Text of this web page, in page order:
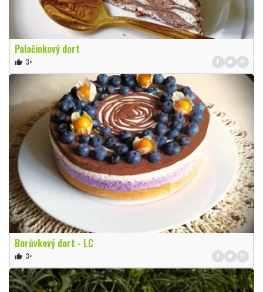
Palačinkový dort
thumb_up 3×
Borůvkový dort - LC
thumb_up 3×